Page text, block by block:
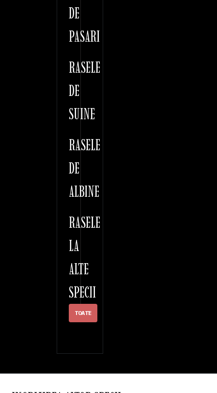
DE
PASARI
RASELE
DE
SUINE
RASELE
DE
ALBINE
RASELE
LA
ALTE
SPECII
TOATE